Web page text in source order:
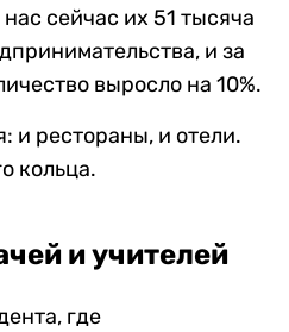
сейчас их 51 тысяча
и за
выросло на 10%.
и рестораны, и отели.
кольца.
и учителей
где